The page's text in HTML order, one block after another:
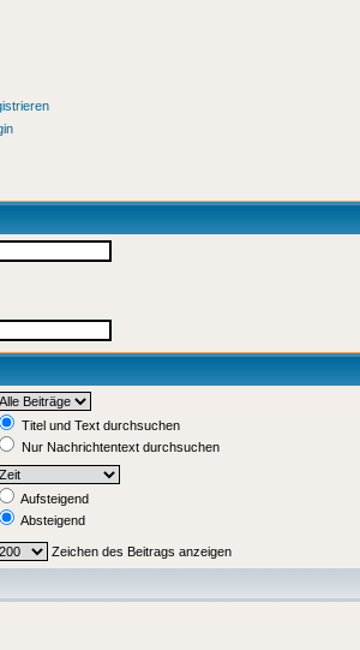
Titel und Text durchsuchen
Nur Nachrichtentext durchsuchen
Aufsteigend
Absteigend
Zeichen des Beitrags anzeigen